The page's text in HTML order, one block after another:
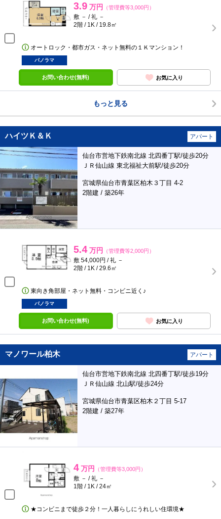
3.9 万円 （管理費等3,000円）
敷 － / 礼 －
2階 / 1K / 19.8㎡
オートロック・都市ガス・ネット無料の１Ｋマンション！
パノラマ
お問い合わせ(無料) お気に入り
もっと見る
ハイツＫ＆Ｋ アパート
仙台市営地下鉄南北線 北四番丁駅/徒歩20分
ＪＲ仙山線 東北福祉大前駅/徒歩20分
宮城県仙台市青葉区柏木３丁目 4-2
2階建 / 築26年
5.4 万円 （管理費等2,000円）
敷 54,000円 / 礼 －
2階 / 1K / 29.6㎡
東向き角部屋・ネット無料・コンビニ近く♪
パノラマ
お問い合わせ(無料) お気に入り
マノワール柏木 アパート
仙台市営地下鉄南北線 北四番丁駅/徒歩19分
ＪＲ仙山線 北山駅/徒歩24分
宮城県仙台市青葉区柏木２丁目 5-17
2階建 / 築27年
4 万円 （管理費等3,000円）
敷 － / 礼 －
1階 / 1K / 24㎡
★コンビニまで徒歩２分！一人暮らしにうれしい住環境★